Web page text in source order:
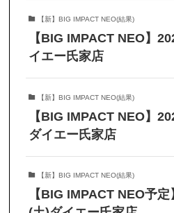
【新】BIG IMPACT NEO(結果)
【BIG IMPACT NEO】
イエー氏家店
【新】BIG IMPACT NEO(結果)
【BIG IMPACT NEO】
ダイエー氏家店
【新】BIG IMPACT NEO(結果)
【BIG IMPACT NEO予